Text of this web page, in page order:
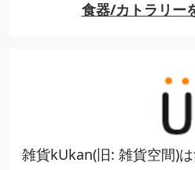
食器/カトラリー
雑貨kUkan(旧: 雑貨空間)